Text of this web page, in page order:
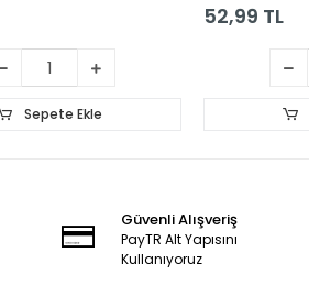
Sepete Ekle
52,99 TL
Güvenli Alışveriş
PayTR Alt Yapısını
Kullanıyoruz